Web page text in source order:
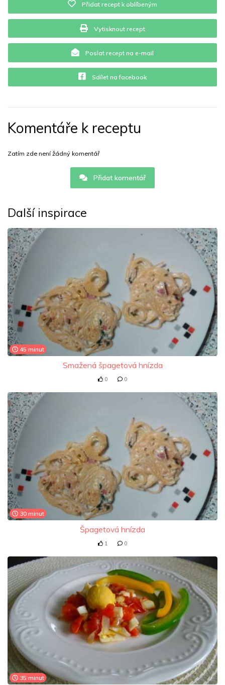
Přidat recept k oblíbeným
Vytisknout recept
Poslat recept na e-mail
Sdílet na facebook
Komentáře k receptu
Zatím zde není žádný komentář
Přidat komentář
Další inspirace
45 minut
Smažená špagetová hnízda
0 0
30 minut
Špagetová hnízda
1 0
35 minut